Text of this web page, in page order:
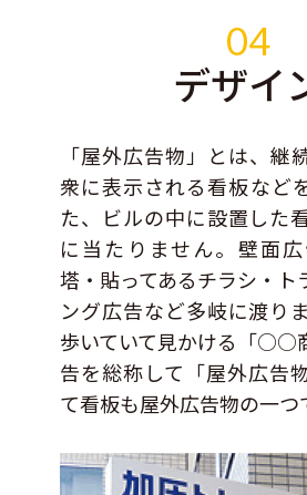
04
デザイ
「屋外広告物」とは、継
衆に表示される看板など
た、ビルの中に設置した
に当たりません。壁面
塔・貼ってあるチラシ・ト
ング広告など多岐に渡り
歩いていて見かける「○○
告を総称して「屋外広告
て看板も屋外広告物の一つ